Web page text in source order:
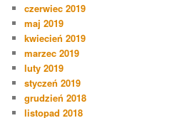
czerwiec 2019
maj 2019
kwiecień 2019
marzec 2019
luty 2019
styczeń 2019
grudzień 2018
listopad 2018